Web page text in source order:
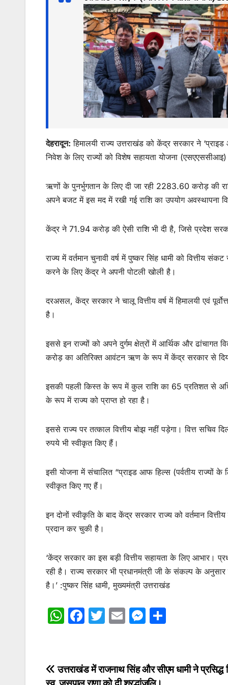
e
b
o
o
k
er l
s
e
n
g
er
e
देहरादून: हिमालयी राज्य उत्तराखंड को केंद्र सरकार ने
निवेश के लिए राज्यों को विशेष सहायता योजना
ऋणों के पुनर्भुगतान के लिए दी जा रही 2283.60 करोड़ की
अपने बजट में इस मद में रखी गई राशि का उपयोग
केंद्र ने 71.94 करोड़ की ऐसी राशि भी दी है, जिसे प्रदेश
राज्य में वर्तमान चुनावी वर्ष में पुष्कर सिंह धामी को वित्तीय
करने के लिए केंद्र ने अपनी पोटली खोली है।
दरअसल, केंद्र सरकार ने चालू वित्तीय वर्ष में हिमालयी एवं
है।
इससे इन राज्यों को अपने दुर्गम क्षेत्रों में आर्थिक और ढांचागत
करोड़ का अतिरिक्त आवंटन ऋण के रूप में केंद्र सरकार से
इसकी पहली किस्त के रूप में कुल राशि का 65 प्रतिशत से
के रूप में राज्य को प्राप्त हो रहा है।
इससे राज्य पर तत्काल वित्तीय बोझ नहीं पड़ेगा। वित्त
रुपये भी स्वीकृत किए हैं।
इसी योजना में संचालित “प्राइड आफ हिल्स (पर्वतीय
स्वीकृत किए गए हैं।
इन दोनों स्वीकृति के बाद केंद्र सरकार राज्य को वर्तमान
प्रदान कर चुकी है।
‘केंद्र सरकार का इस बड़ी वित्तीय सहायता के लिए आभार।
रही है। राज्य सरकार भी प्रधानमंत्री जी के संकल्प के
है।’ :पुष्कर सिंह धामी, मुख्यमंत्री उत्तराखंड
W
s
A
F
e
b
T
er
E
l
M
s
e
e
Post
उत्तराखंड में राजनाथ सिंह और सीएम धामी ने प्रसिद्ध